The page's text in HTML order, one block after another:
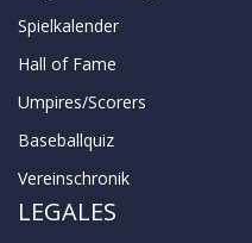
Spielkalender
Hall of Fame
Umpires/Scorers
Baseballquiz
Vereinschronik
LEGALES